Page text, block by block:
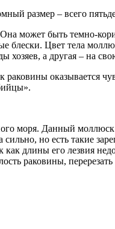
размер – всего
может быть темно-
Цвет тела
а другая – на
оказывается
моря. Данный
но есть такие
длины его лезвия
раковины,